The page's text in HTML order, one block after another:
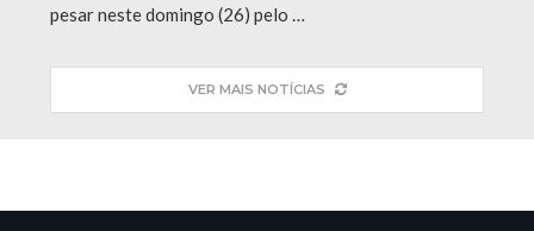
pesar neste domingo (26) pelo …
VER MAIS NOTÍCIAS